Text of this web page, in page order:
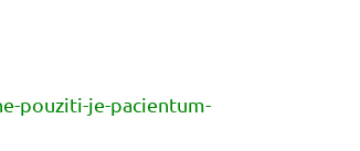
pouziti-je-pacientum-